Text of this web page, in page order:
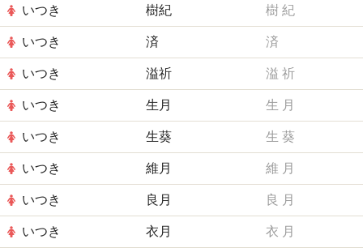
いつき 樹紀 樹 紀
いつき 済 済
いつき 溢祈 溢 祈
いつき 生月 生 月
いつき 生葵 生 葵
いつき 維月 維 月
いつき 良月 良 月
いつき 衣月 衣 月